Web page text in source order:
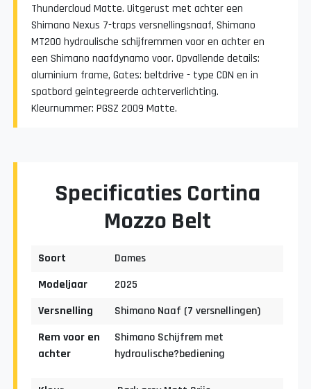
Thundercloud Matte. Uitgerust met achter een
Shimano Nexus 7-traps versnellingsnaaf, Shimano
MT200 hydraulische schijfremmen voor en achter en
een Shimano naafdynamo voor. Opvallende details:
aluminium frame, Gates: beltdrive - type CDN en in
spatbord geintegreerde achterverlichting.
Kleurnummer: PGSZ 2009 Matte.
Specificaties Cortina
Mozzo Belt
Soort
Dames
Modeljaar
2025
Versnelling
Shimano Naaf (7 versnellingen)
Rem voor en
achter
Shimano Schijfrem met
hydraulische?bediening